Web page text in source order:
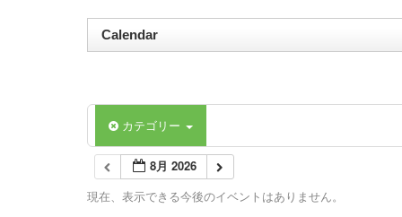
Calendar
カテゴリー
8月 2026
現在、表示できる今後のイベントはありません。